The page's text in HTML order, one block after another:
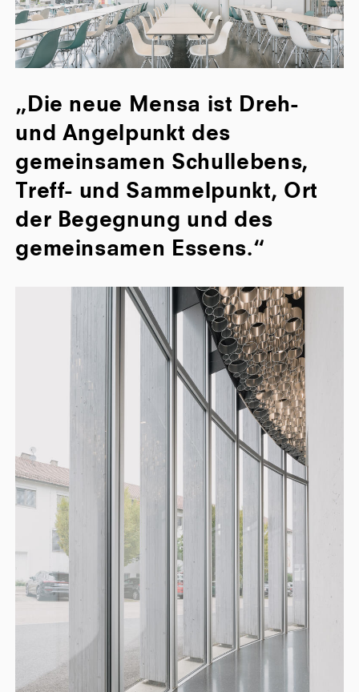
„Die neue Mensa ist Dreh-
und Angelpunkt des
gemeinsamen Schullebens,
Treff- und Sammelpunkt, Ort
der Begegnung und des
gemeinsamen Essens.“